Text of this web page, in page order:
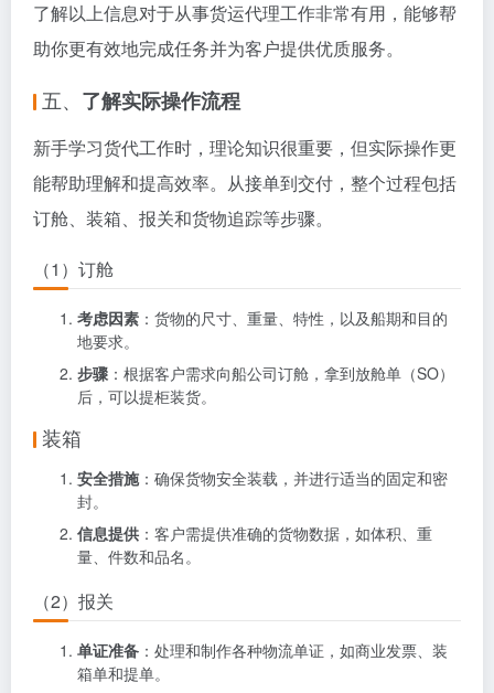
了解以上信息对于从事货运代理工作非常有用，能够帮
助你更有效地完成任务并为客户提供优质服务。
五、 了解实际操作流程
新手学习货代工作时，理论知识很重要，但实际操作更
能帮助理解和提高效率。从接单到交付，整个过程包括
订舱、装箱、报关和货物追踪等步骤。
（1）订舱
考虑因素 ：货物的尺寸、重量、特性，以及船期和目的
地要求。
步骤 ：根据客户需求向船公司订舱，拿到放舱单（SO）
后，可以提柜装货。
装箱
安全措施：确保货物安全装载，并进行适当的固定和密
封。
信息提供 ：客户需提供准确的货物数据，如体积、重
量、件数和品名。
（2）报关
单证准备 ：处理和制作各种物流单证，如商业发票、装
箱单和提单。